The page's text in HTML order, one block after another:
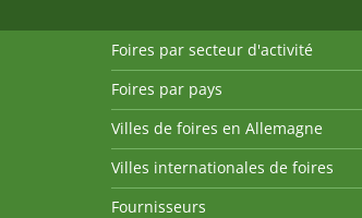
Foires par secteur d'activité
Foires par pays
Villes de foires en Allemagne
Villes internationales de foires
Fournisseurs